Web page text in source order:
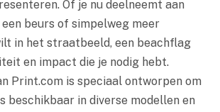
Of je nu deelneemt aan
een beurs of simpelweg meer
in het straatbeeld, een beachflag
en impact die je nodig hebt.
Print.com is speciaal ontworpen om
beschikbaar in diverse modellen en